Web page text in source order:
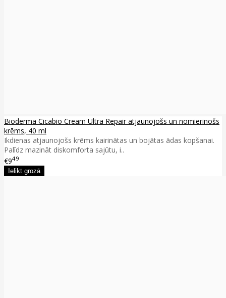
Bioderma Cicabio Cream Ultra Repair atjaunojošs un nomierinošs
krēms, 40 ml
Ikdienas atjaunojošs krēms kairinātas un bojātas ādas kopšanai.
Palīdz mazināt diskomforta sajūtu, i..
€949